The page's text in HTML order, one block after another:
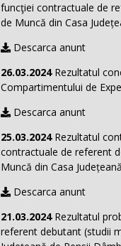
funcţiei contractuale de
de Muncă din Casa
Descarca anunt
26.03.2024Rezultatul
Compartimentului de
Descarca anunt
25.03.2024Rezultatul
contractuale de referent
Muncă din Casa
Descarca anunt
21.03.2024Rezultatul
referent debutant (studii